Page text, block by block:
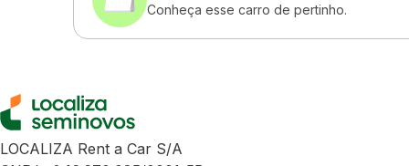
Conheça esse carro de pertinho.
LOCALIZA Rent a Car S/A